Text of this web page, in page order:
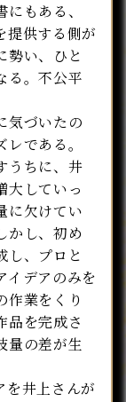
もある、
提供する側が
勢い、ひと
る。不公平
気づいたの
である。
うちに、井
大していっ
に欠けてい
かし、初め
し、プロと
イデアのみを
作業をくり
品を完成さ
量の差が生
井上さんが